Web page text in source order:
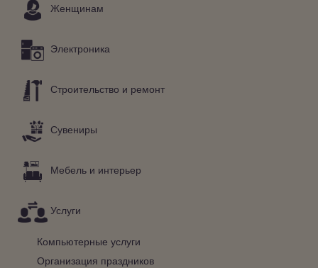
Женщинам
Электроника
Строительство и ремонт
Сувениры
Мебель и интерьер
Услуги
Компьютерные услуги
Организация праздников